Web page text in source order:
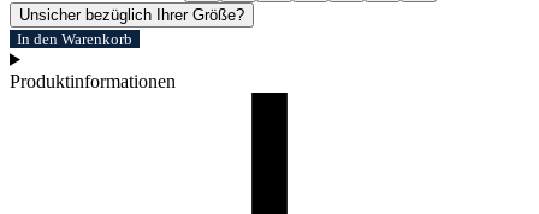
Unsicher bezüglich Ihrer Größe?
In den Warenkorb
Produktinformationen